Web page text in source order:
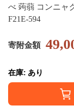
べ 蒟蒻 コンニャ
F21E-594
寄附金額
在庫: あり